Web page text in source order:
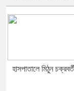
হাসপাতালে মিঠুন